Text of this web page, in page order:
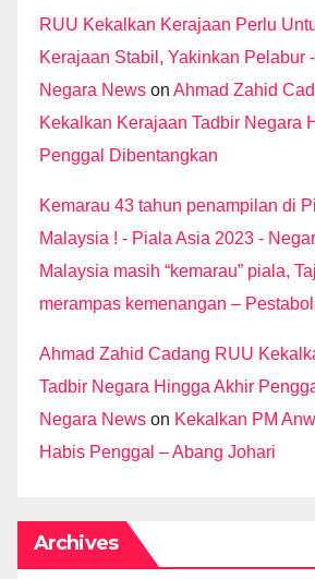
RUU Kekalkan Kerajaan Perlu
Kerajaan Stabil, Yakinkan Pelabur
Negara News on Ahmad Zahid
Kekalkan Kerajaan Tadbir Negara
Penggal Dibentangkan
Kemarau 43 tahun penampilan di
Malaysia ! - Piala Asia 2023 -
Malaysia masih “kemarau” piala,
merampas kemenangan –
Ahmad Zahid Cadang RUU
Tadbir Negara Hingga Akhir
Negara News on Kekalkan PM
Habis Penggal – Abang Johari
Archives